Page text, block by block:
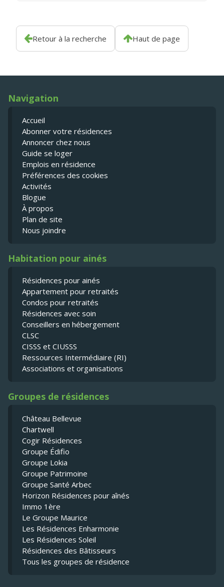
Retour à la recherche Haut de page
Navigation
Accueil
Abonner votre résidences
Annoncer chez nous
Guide se loger
Emplois en résidence
Préférences des cookies
Activités
Blogue
À propos
Plan de site
Nous joindre
Habitation pour ainés
Résidences pour ainés
Appartement pour retraités
Condos pour retraités
Résidences avec soin
Conseillers en hébergement
CLSC
CISSS et CIUSSS
Ressources Intermédiaire (RI)
Associations et organisations
Groupes de résidences
Château Bellevue
Chartwell
Cogir Résidences
Groupe Édifio
Groupe Lokia
Groupe Patrimoine
Groupe Santé Arbec
Horizon Résidences pour aînés
Immo 1ère
Le Groupe Maurice
Les Résidences Enharmonie
Les Résidences Soleil
Résidences des Bâtisseurs
Tous les groupes de résidence